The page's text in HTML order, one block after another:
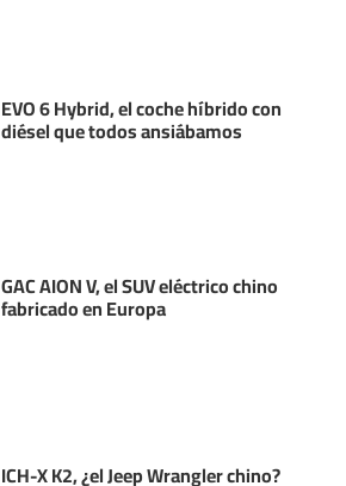
EVO 6 Hybrid, el coche híbrido con
diésel que todos ansiábamos
GAC AION V, el SUV eléctrico chino
fabricado en Europa
ICH-X K2, ¿el Jeep Wrangler chino?